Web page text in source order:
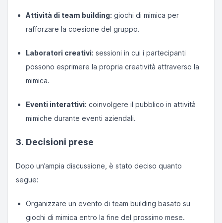
Attività di team building: giochi di mimica per
rafforzare la coesione del gruppo.
Laboratori creativi: sessioni in cui i partecipanti
possono esprimere la propria creatività attraverso la
mimica.
Eventi interattivi: coinvolgere il pubblico in attività
mimiche durante eventi aziendali.
3. Decisioni prese
Dopo un’ampia discussione, è stato deciso quanto
segue:
Organizzare un evento di team building basato su
giochi di mimica entro la fine del prossimo mese.